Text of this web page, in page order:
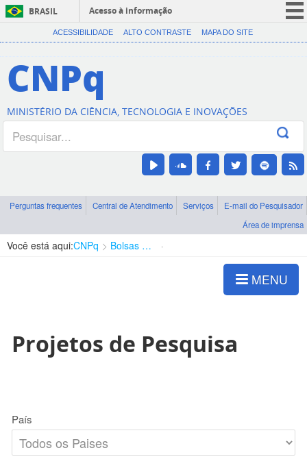
BRASIL
Acesso à informação
CORONAVÍRUS (COVID-19)
Canais
ACESSIBILIDADE ALTO CONTRASTE MAPA DO SITE
CNPq
MINISTÉRIO DA CIÊNCIA, TECNOLOGIA E INOVAÇÕES
Perguntas frequentes Central de Atendimento Serviços
E-mail do Pesquisador
Área de imprensa
Você está aqui:CNPq Bolsas e Auxílios Vigentes
MENU
Projetos de Pesquisa
País